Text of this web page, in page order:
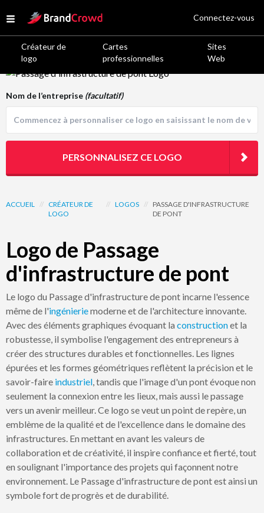
Open menu
Site Logo
Créateur de
logo
Cartes
professionnelles
Sites
Web
Connectez-vous
Logo Template Preview
ACCUEIL // CRÉATEUR DE
LOGO
// LOGOS //
PASSAGE D'INFRASTRUCTURE
DE PONT
Logo de Passage
d'infrastructure de pont
Le logo du Passage d'infrastructure de pont incarne l'essence
même de l'ingénieriemoderne et de l'architecture innovante.
Avec des éléments graphiques évoquant la constructionet la
robustesse, il symbolise l'engagement des entrepreneurs à
créer des structures durables et fonctionnelles. Les lignes
épurées et les formes géométriques reflètent la précision et le
savoir-faire industriel, tandis que l'image d'un pont évoque non
seulement la connexion entre les lieux, mais aussi le passage
vers un avenir meilleur. Ce logo se veut un point de repère, un
emblème de la qualité et de l'excellence dans le domaine des
infrastructures. En mettant en avant les valeurs de
collaboration et de créativité, il inspire confiance et fierté, tout
en soulignant l'importance des projets qui façonnent notre
environnement. Le Passage d'infrastructure de pont est ainsi un
symbole fort de progrès et de durabilité.
Nom de l’entreprise (facultatif)
PERSONNALISEZ CE LOGO